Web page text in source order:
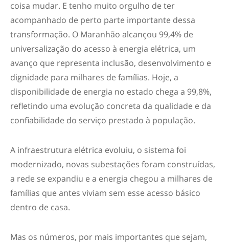
coisa mudar. E tenho muito orgulho de ter
acompanhado de perto parte importante dessa
transformação. O Maranhão alcançou 99,4% de
universalização do acesso à energia elétrica, um
avanço que representa inclusão, desenvolvimento e
dignidade para milhares de famílias. Hoje, a
disponibilidade de energia no estado chega a 99,8%,
refletindo uma evolução concreta da qualidade e da
confiabilidade do serviço prestado à população.
A infraestrutura elétrica evoluiu, o sistema foi
modernizado, novas subestações foram construídas,
a rede se expandiu e a energia chegou a milhares de
famílias que antes viviam sem esse acesso básico
dentro de casa.
Mas os números, por mais importantes que sejam,